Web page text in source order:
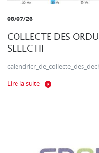
08/07/26
COLLECTE DES
SELECTIF
Lire la suite